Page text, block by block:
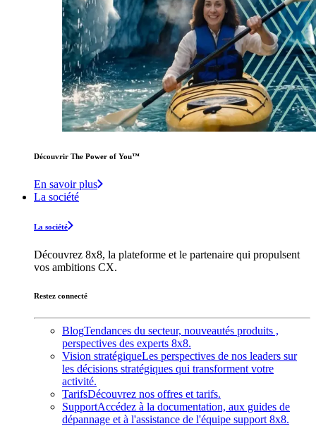
Découvrir The Power of You™️
En savoir plus
La société
La société
Découvrez 8x8, la plateforme et le partenaire qui propulsent
vos ambitions CX.
Restez connecté
BlogTendances du secteur, nouveautés produits ,
perspectives des experts 8x8.
Vision stratégiqueLes perspectives de nos leaders sur
les décisions stratégiques qui transforment votre
activité.
TarifsDécouvrez nos offres et tarifs.
SupportAccédez à la documentation, aux guides de
dépannage et à l'assistance de l'équipe support 8x8.